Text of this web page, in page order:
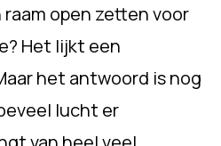
open zetten voor
Het lijkt een
het antwoord is nog
lucht er